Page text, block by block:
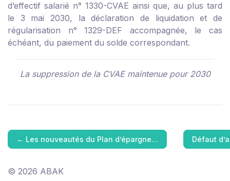
d’effectif salarié n° 1330-CVAE ainsi que, au plus tard
le 3 mai 2030, la déclaration de liquidation et de
régularisation n° 1329-DEF accompagnée, le cas
échéant, du paiement du solde correspondant.
La suppression de la CVAE maintenue pour 2030
← Les nouveautés du Plan d’épargne… Défaut
© 2026 ABAK